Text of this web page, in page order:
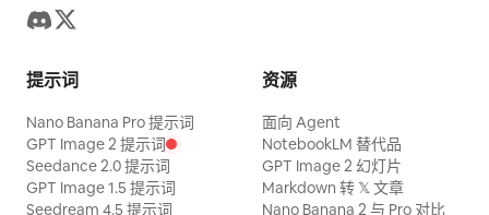
提示词
Nano Banana Pro 提示词
GPT Image 2 提示词
Seedance 2.0 提示词
GPT Image 1.5 提示词
Seedream 4.5 提示词
资源
面向 Agent
NotebookLM 替代品
GPT Image 2 幻灯片
Markdown 转 𝕏 文章
Nano Banana 2 与 Pro 对比